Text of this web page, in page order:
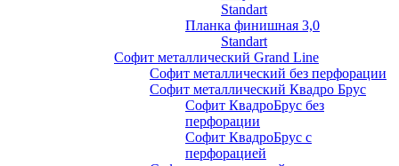
Standart
Планка финишная 3,0
Standart
Софит металлический Grand Line
Софит металлический без перфорации
Софит металлический Квадро Брус
Софит КвадроБрус без
перфорации
Софит КвадроБрус с
перфорацией